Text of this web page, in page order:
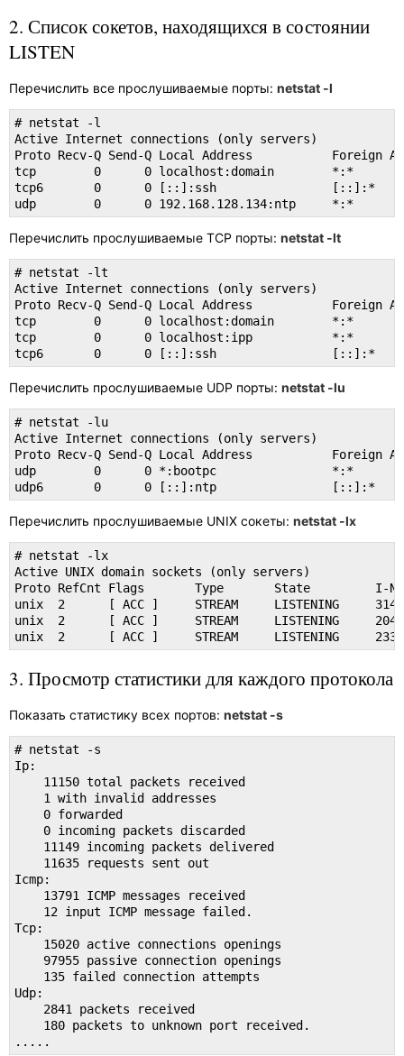
2. Список сокетов, находящихся в состоянии
LISTEN
Перечислить все прослушиваемые порты: netstat -l
# netstat -l
Active Internet connections (only servers)
Proto Recv-Q Send-Q Local Address           Foreign
tcp        0      0 localhost:domain        *:*
tcp6       0      0 [::]:ssh                [::]:*
udp        0      0 192.168.128.134:ntp     *:*
Перечислить прослушиваемые TCP порты: netstat -lt
# netstat -lt
Active Internet connections (only servers)
Proto Recv-Q Send-Q Local Address           Foreign
tcp        0      0 localhost:domain        *:*
tcp        0      0 localhost:ipp           *:*
tcp6       0      0 [::]:ssh                [::]:*
Перечислить прослушиваемые UDP порты: netstat -lu
# netstat -lu
Active Internet connections (only servers)
Proto Recv-Q Send-Q Local Address           Foreign
udp        0      0 *:bootpc                *:*
udp6       0      0 [::]:ntp                [::]:*
Перечислить прослушиваемые UNIX сокеты: netstat -lx
# netstat -lx
Active UNIX domain sockets (only servers)
Proto RefCnt Flags       Type       State         I-
unix  2      [ ACC ]     STREAM     LISTENING
unix  2      [ ACC ]     STREAM     LISTENING
unix  2      [ ACC ]     STREAM     LISTENING
3. Просмотр статистики для каждого протокола
Показать статистику всех портов: netstat -s
# netstat -s
Ip:
    11150 total packets received
    1 with invalid addresses
    0 forwarded
    0 incoming packets discarded
    11149 incoming packets delivered
    11635 requests sent out
Icmp:
    13791 ICMP messages received
    12 input ICMP message failed.
Tcp:
    15020 active connections openings
    97955 passive connection openings
    135 failed connection attempts
Udp:
    2841 packets received
    180 packets to unknown port received.
.....